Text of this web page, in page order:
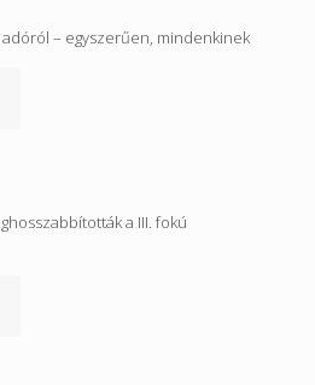
– egyszerűen, mindenkinek
a III. fokú